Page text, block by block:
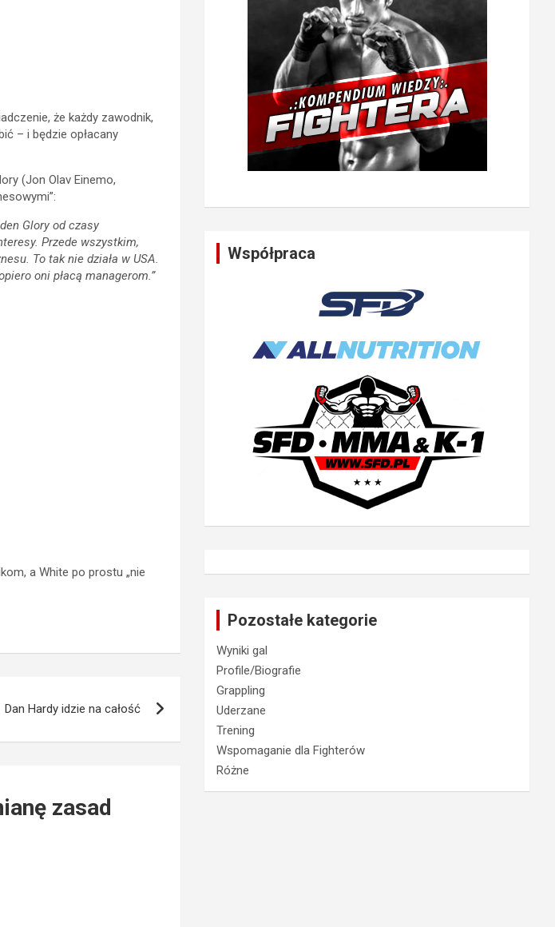
że każdy zawodnik,
– i będzie opłacany
(Jon Olav Einemo,
Glory od czasy
Przede wszystkim,
To tak nie działa w USA.
oni płacą managerom.”
a White po prostu „nie
Dan Hardy idzie na całość
zasad
Współpraca
Pozostałe kategorie
Wyniki gal
Profile/Biografie
Grappling
Uderzane
Trening
Wspomaganie dla Fighterów
Różne